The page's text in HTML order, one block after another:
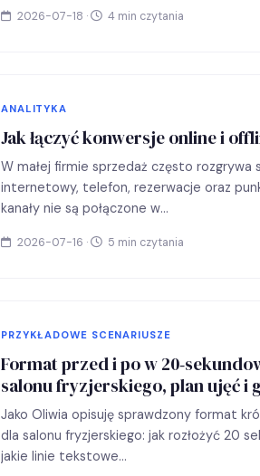
2026-07-18 · 4 min czytania
ANALITYKA
Jak łączyć konwersje online i
W małej firmie sprzedaż często rozgrywa
internetowy, telefon, rezerwacje oraz
kanały nie są połączone w…
2026-07-16 · 5 min czytania
PRZYKŁADOWE SCENARIUSZE
Format przed i po w
salonu fryzjerskiego, plan ujęć i
Jako Oliwia opisuję sprawdzony format
dla salonu fryzjerskiego: jak rozłożyć 20
jakie linie tekstowe…